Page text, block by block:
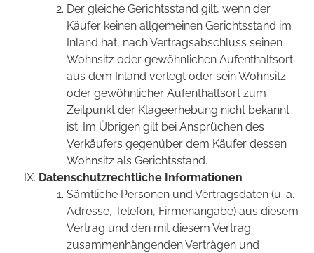
Der gleiche Gerichtsstand gilt, wenn der
Käufer keinen allgemeinen Gerichtsstand im
Inland hat, nach Vertragsabschluss seinen
Wohnsitz oder gewöhnlichen Aufenthaltsort
aus dem Inland verlegt oder sein Wohnsitz
oder gewöhnlicher Aufenthaltsort zum
Zeitpunkt der Klageerhebung nicht bekannt
ist. Im Übrigen gilt bei Ansprüchen des
Verkäufers gegenüber dem Käufer dessen
Wohnsitz als Gerichtsstand.
Datenschutzrechtliche Informationen
Sämtliche Personen und Vertragsdaten (u. a.
Adresse, Telefon, Firmenangabe) aus diesem
Vertrag und den mit diesem Vertrag
zusammenhängenden Verträgen und